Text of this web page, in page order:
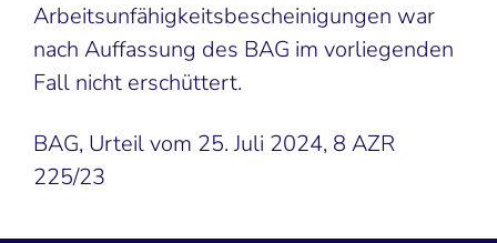
Arbeitsunfähigkeitsbescheinigungen war
nach Auffassung des BAG im vorliegenden
Fall nicht erschüttert.
BAG, Urteil vom 25. Juli 2024, 8 AZR
225/23